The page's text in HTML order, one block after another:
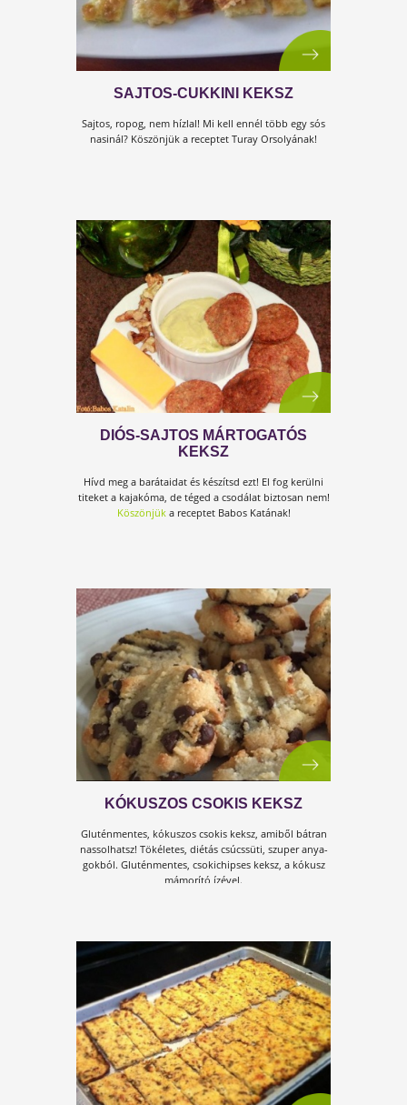
Hamar kedvenceddé válik ez az írtóegyszerű
sütemény!
ISTENI FINOM SZUPERKEKSZ
El­ké­szí­tése könnyű, de a leg­jobb benne, hogy
az ala­kodra, és a gyerekek is ehetik nasinak!
SAJTOS-CUKKINI KEKSZ
Sajtos, ropog, nem hízlal! Mi kell ennél több egy sós